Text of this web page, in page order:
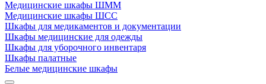
Медицинские шкафы ШММ
Медицинские шкафы ШСС
Шкафы для медикаментов и документации
Шкафы медицинские для одежды
Шкафы для уборочного инвентаря
Шкафы палатные
Белые медицинские шкафы